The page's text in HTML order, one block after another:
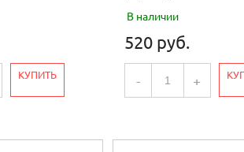
КУПИТЬ
В наличии
520 руб.
- +